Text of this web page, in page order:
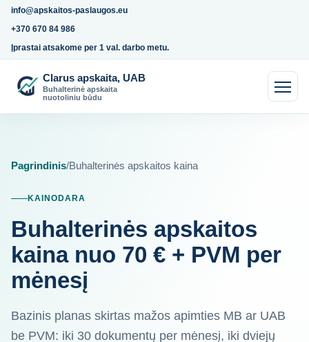
info@apskaitos-paslaugos.eu
+370 670 84 986
Įprastai atsakome per 1 val. darbo metu.
Clarus apskaita, UAB
Buhalterinė apskaita
nuotoliniu būdu
Pagrindinis/Buhalterinės apskaitos kaina
KAINODARA
Buhalterinės apskaitos
kaina nuo 70 € + PVM per
mėnesį
Bazinis planas skirtas mažos apimties MB ar UAB
be PVM: iki 30 dokumentų per mėnesį, iki dviejų